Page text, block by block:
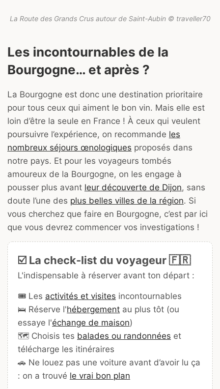
La Route des Grands Crus autour de Saint-Aubin © traveller70
Les incontournables de la
Bourgogne… et après ?
La Bourgogne est donc une destination prioritaire
pour tous ceux qui aiment le bon vin. Mais elle est
loin d’être la seule en France ! À ceux qui veulent
poursuivre l’expérience, on recommande les
nombreux séjours œnologiques proposés dans
notre pays. Et pour les voyageurs tombés
amoureux de la Bourgogne, on les engage à
pousser plus avant leur découverte de Dijon, sans
doute l’une des plus belles villes de la région. Si
vous cherchez que faire en Bourgogne, c’est par ici
que vous devrez commencer vos investigations !
☑️ La check-list du voyageur 🇫🇷
L'indispensable à réserver avant ton départ :
🎟️ Les activités et visites incontournables
🛌 Réserve l'hébergement au plus tôt (ou
essaye l'échange de maison)
🗺️ Choisis tes balades ou randonnées et
télécharge les itinéraires
🚗 Ne louez pas une voiture avant d’avoir lu ça
: on a trouvé le vrai bon plan